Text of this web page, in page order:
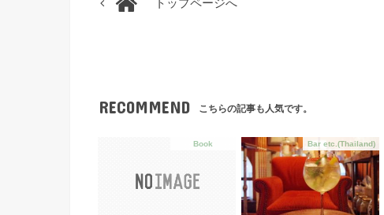
トップページへ
RECOMMEND こちらの記事も人気です。
Book Bar etc.(Thailand)